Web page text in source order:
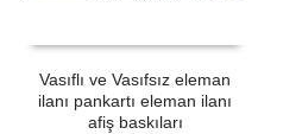
Vasıflı ve Vasıfsız eleman
ilanı pankartı eleman ilanı
afiş baskıları